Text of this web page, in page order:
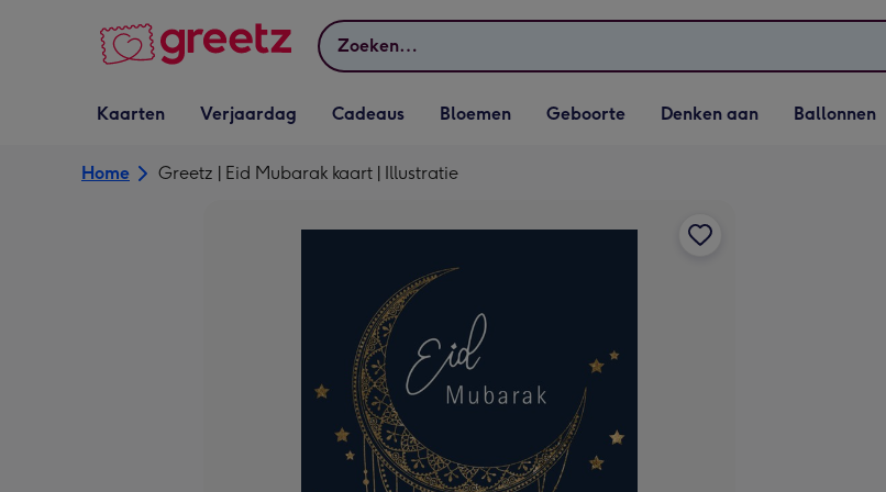
Zoeken
Vervolgkeuzelijst
Kaarten openen
Kaarten
Vervolgkeuzelijst
Verjaardag openen
Verjaardag
Vervolgkeuzelijst
Cadeaus openen
Cadeaus
Vervolgkeuzelijst
Bloemen openen
Bloemen
Vervolgkeuzelijst
Geboorte openen
Geboorte
Vervolgkeuzelijst
Denken aan openen
Denken aan
Vervolgkeuzelijst
Ballonnen openen
Ballonnen
Home Greetz | Eid Mubarak kaart | Illustratie